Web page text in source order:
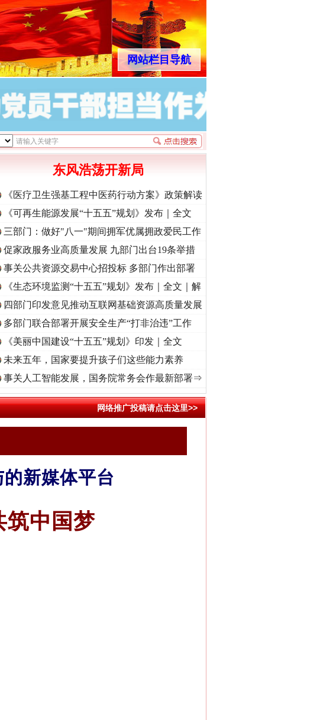
网站栏目导航
⑧加强纪律.. ·[视频]牢记初心使命 奋进复兴征程丨“转折之城”激荡..
东风浩荡开新局
《医疗卫生强基工程中医药行动方案》政策解读
《可再生能源发展“十五五”规划》发布｜全文
三部门：做好"八一"期间拥军优属拥政爱民工作
促家政服务业高质量发展 九部门出台19条举措
事关公共资源交易中心招投标 多部门作出部署
《生态环境监测“十五五”规划》发布｜全文｜解
读
四部门印发意见推动互联网基础资源高质量发展
多部门联合部署开展安全生产“打非治违”工作
《美丽中国建设“十五五”规划》印发｜全文
未来五年，国家要提升孩子们这些能力素养
事关人工智能发展，国务院常务会作最新部署⇒
网络推广投稿请点击这里>>
新媒体平台
中国梦